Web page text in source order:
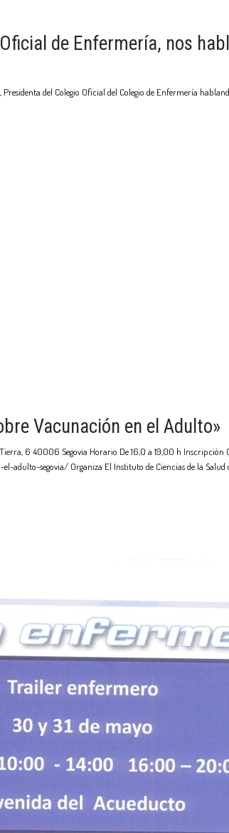
de Enfermería, nos
del Colegio Oficial del Colegio de Enfermería
Vacunación en el Adulto»
6 40006 Segovia Horario De 16,0 a 19,00 h
segovia/ Organiza El Instituto de Ciencias de la Salud